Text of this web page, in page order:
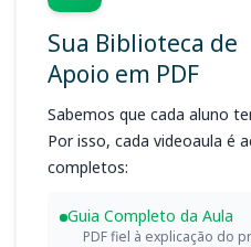
Sua Biblioteca de
Apoio em PDF
Sabemos que cada aluno
Por isso, cada videoaula é
completos:
Guia Completo da Aula
PDF fiel à explicação do